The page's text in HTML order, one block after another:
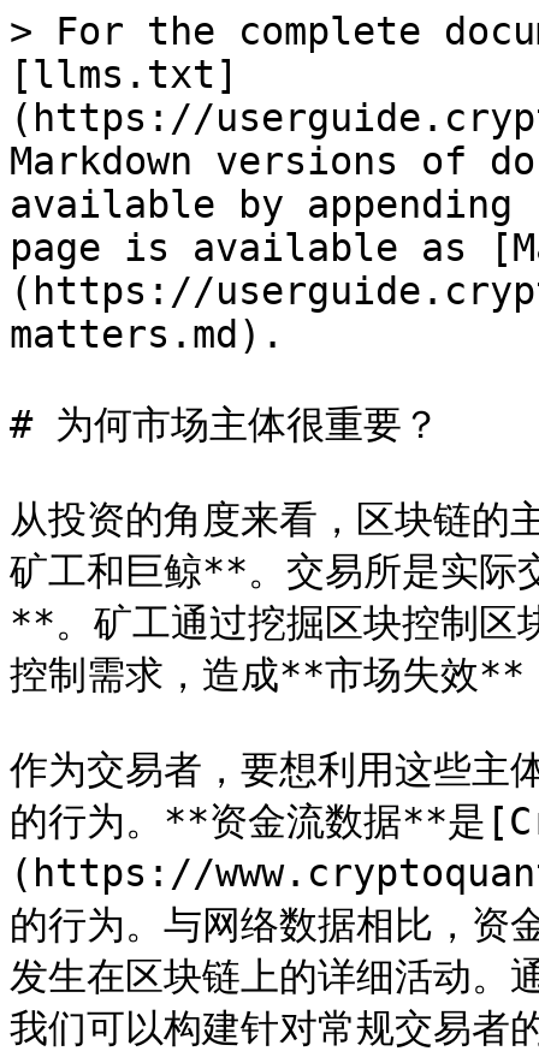
> For the complete
[llms.txt]
(https://
Markdown versions of
available by
page is available as
(https://
matters.md).
# 为何市场主体很重要？
从投资的角度来看，区块链
矿工和巨鲸**。交易所是实际
**。矿工通过挖掘区块控制区
控制需求，造成**市场失效**
作为交易者，要想利用这些主
的行为。**资金流数据**是
(https://
的行为。与网络数据相比，资
发生在区块链上的详细活动。
我们可以构建针对常规交易者